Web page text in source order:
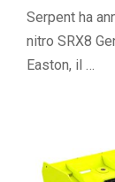
Serpent ha
nitro SRX8
Easton, il …